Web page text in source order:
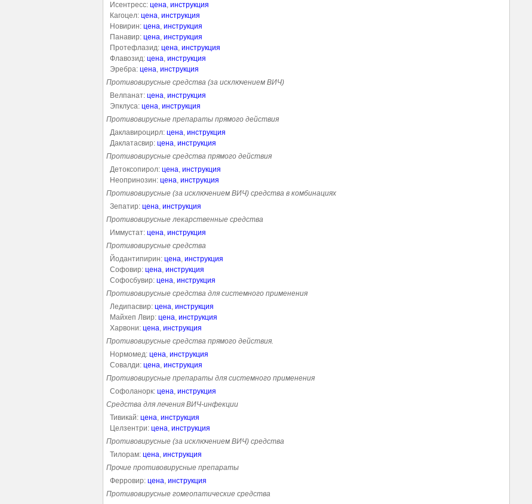
Исентресс: цена, инструкция
Кагоцел: цена, инструкция
Новирин: цена, инструкция
Панавир: цена, инструкция
Протефлазид: цена, инструкция
Флавозид: цена, инструкция
Эребра: цена, инструкция
Противовирусные средства (за исключением ВИЧ)
Велпанат: цена, инструкция
Эпклуса: цена, инструкция
Противовирусные препараты прямого действия
Даклавироцирл: цена, инструкция
Даклатасвир: цена, инструкция
Противовирусные средства прямого действия
Детоксопирол: цена, инструкция
Неопринозин: цена, инструкция
Противовирусные (за исключением ВИЧ) средства в комбинациях
Зепатир: цена, инструкция
Противовирусные лекарственные средства
Иммустат: цена, инструкция
Противовирусные средства
Йодантипирин: цена, инструкция
Софовир: цена, инструкция
Софосбувир: цена, инструкция
Противовирусные средства для системного применения
Ледипасвир: цена, инструкция
Майхеп Лвир: цена, инструкция
Харвони: цена, инструкция
Противовирусные средства прямого действия.
Нормомед: цена, инструкция
Совалди: цена, инструкция
Противовирусные препараты для системного применения
Софоланорк: цена, инструкция
Средства для лечения ВИЧ-инфекции
Тивикай: цена, инструкция
Целзентри: цена, инструкция
Противовирусные (за исключением ВИЧ) средства
Тилорам: цена, инструкция
Прочие противовирусные препараты
Ферровир: цена, инструкция
Противовирусные гомеопатические средства